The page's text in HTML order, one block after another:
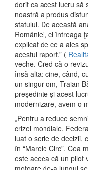
dorit ca acest lucru să
noastră a produs
statului. De această
României, ci întreaga
explicat de ce a ales
acestui raport.” (
veche. Cred că o
însă alta: cine, când,
un singur om, Traian
preşedinte şi acest
modernizare, avem o
„Pentru a reduce
crizei mondiale,
luat o serie de decizii,
în “Marele Circ”. Cea
este aceea că un pilot